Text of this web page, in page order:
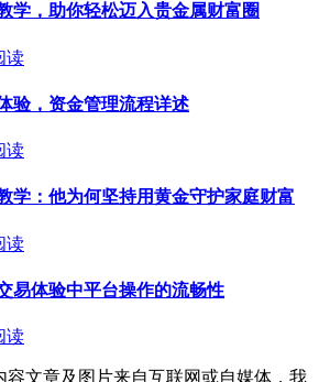
学，助你轻松迈入贵金属财富圈
读
验，资金管理流程详述
读
学：他为何坚持用黄金守护家庭财富
读
易体验中平台操作的流畅性
读
容文章及图片来自互联网或自媒体，我